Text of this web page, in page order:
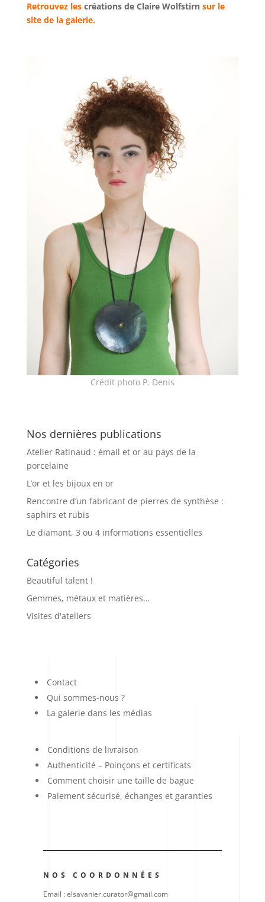
Retrouvez les créations de Claire Wolfstirnsur le
site de la galerie.
Crédit photo P. Denis
Nos dernières publications
Atelier Ratinaud : émail et or au pays de la
porcelaine
L’or et les bijoux en or
Rencontre d’un fabricant de pierres de synthèse :
saphirs et rubis
Le diamant, 3 ou 4 informations essentielles
Catégories
Beautiful talent !
Gemmes, métaux et matières…
Visites d'ateliers
Contact
Qui sommes-nous ?
La galerie dans les médias
Conditions de livraison
Authenticité – Poinçons et certificats
Comment choisir une taille de bague
Paiement sécurisé, échanges et garanties
NOS COORDONNÉES
Email : elsavanier.curator@gmail.com